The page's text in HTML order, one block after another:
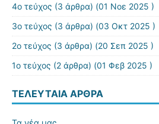
4ο τεύχος (3 άρθρα) (01 Νοε 2025 )
3o τεύχος (3 άρθρα) (03 Οκτ 2025 )
2ο τεύχος (3 άρθρα) (20 Σεπ 2025 )
1ο τεύχος (2 άρθρα) (01 Φεβ 2025 )
ΤΕΛΕΥΤΑΊΑ ΆΡΘΡΑ